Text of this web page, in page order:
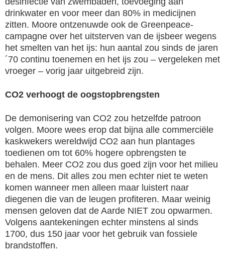
drinkwater en voor meer dan 80% in medicijnen
zitten. Moore ontzenuwde ook de Greenpeace-
campagne over het uitsterven van de ijsbeer wegens
het smelten van het ijs: hun aantal zou sinds de jaren
´70 continu toenemen en het ijs zou – vergeleken met
vroeger – vorig jaar uitgebreid zijn.
CO2 verhoogt de oogstopbrengsten
De demonisering van CO2 zou hetzelfde patroon
volgen. Moore wees erop dat bijna alle commerciële
kaskwekers wereldwijd CO2 aan hun plantages
toedienen om tot 60% hogere opbrengsten te
behalen. Meer CO2 zou dus goed zijn voor het milieu
en de mens. Dit alles zou men echter niet te weten
komen wanneer men alleen maar luistert naar
diegenen die van de leugen profiteren. Maar weinig
mensen geloven dat de Aarde NIET zou opwarmen.
Volgens aantekeningen echter minstens al sinds
1700, dus 150 jaar voor het gebruik van fossiele
brandstoffen.